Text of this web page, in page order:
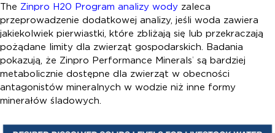
The Zinpro H20 Program analizy wody zaleca
przeprowadzenie dodatkowej analizy, jeśli woda zawiera
jakiekolwiek pierwiastki, które zbliżają się lub przekraczają
pożądane limity dla zwierząt gospodarskich. Badania
pokazują, że Zinpro Performance Minerals® są bardziej
metabolicznie dostępne dla zwierząt w obecności
antagonistów mineralnych w wodzie niż inne formy
minerałów śladowych.